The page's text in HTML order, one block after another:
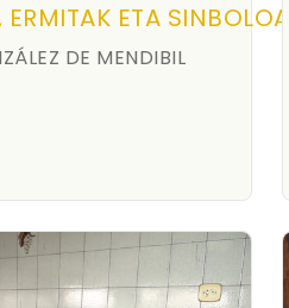
ETA SINBOLOAK
DE MENDIBIL